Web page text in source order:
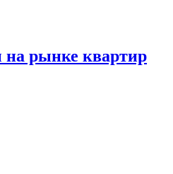
на рынке квартир